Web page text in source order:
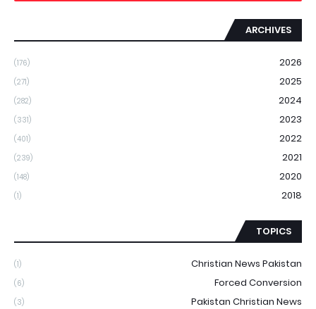
ARCHIVES
2026
(176)
2025
(271)
2024
(282)
2023
(331)
2022
(401)
2021
(239)
2020
(148)
2018
(1)
TOPICS
Christian News Pakistan
(1)
Forced Conversion
(6)
Pakistan Christian News
(3)